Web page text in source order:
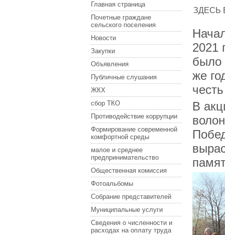
Главная страница
Почетные граждане
сельского поселения
Новости
Закупки
Объявления
Публичные слушания
ЖКХ
сбор ТКО
Противодействие коррупции
Формирование современной
комфортной среды
малое и среднее
предпринимательство
Общественная комиссия
Фотоальбомы
Собрание представителей
Муниципальные услуги
Сведения о численности и
расходах на оплату труда
ЗДЕСЬ
2021
было
же
В